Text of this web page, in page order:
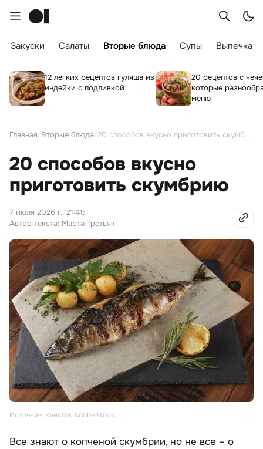
Закуски Салаты Вторые блюда Супы Выпечка
12 легких рецептов гуляша из
индейки с подливкой
20 рецептов с
которые
меню
Главная Вторые блюда 20 способов вкусно приготовить скумбрию
20 способов вкусно
приготовить скумбрию
7 июля 2026 г., 21:41;
Автор текста: Марта Третьяк
Источник: Kvector, AdobeStock
Все знают о копченой скумбрии, но не все – о